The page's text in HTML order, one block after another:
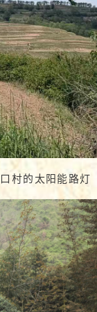
村的太阳能路灯